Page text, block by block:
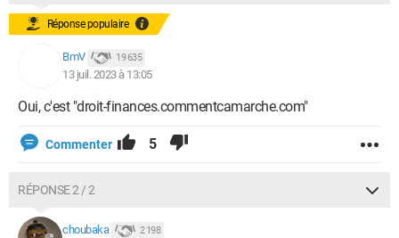
Réponse populaire
BmV 19 635
13 juil. 2023 à 13:05
Oui, c'est "droit-finances.commentcamarche.com"
Commenter 5
RÉPONSE 2 / 2
choubaka 2 198